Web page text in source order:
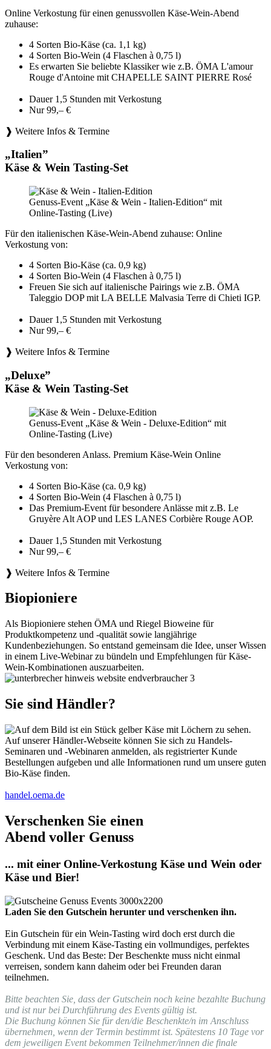
Online Verkostung für einen genussvollen Käse-Wein-Abend
zuhause:
4 Sorten Bio-Käse (ca. 1,1 kg)
4 Sorten Bio-Wein (4 Flaschen à 0,75 l)
Es erwarten Sie beliebte Klassiker wie z.B. ÖMA L'amour
Rouge d'Antoine mit CHAPELLE SAINT PIERRE Rosé
Dauer 1,5 Stunden mit Verkostung
Nur 99,– €
❱ Weitere Infos & Termine
„Italien”
Käse & Wein Tasting-Set
Genuss-Event „Käse & Wein - Italien-Edition“ mit
Online-Tasting (Live)
Für den italienischen Käse-Wein-Abend zuhause: Online
Verkostung von:
4 Sorten Bio-Käse (ca. 0,9 kg)
4 Sorten Bio-Wein (4 Flaschen à 0,75 l)
Freuen Sie sich auf italienische Pairings wie z.B. ÖMA
Taleggio DOP mit LA BELLE Malvasia Terre di Chieti IGP.
Dauer 1,5 Stunden mit Verkostung
Nur 99,– €
❱ Weitere Infos & Termine
„Deluxe”
Käse & Wein Tasting-Set
Genuss-Event „Käse & Wein - Deluxe-Edition“ mit
Online-Tasting (Live)
Für den besonderen Anlass. Premium Käse-Wein Online
Verkostung von:
4 Sorten Bio-Käse (ca. 0,9 kg)
4 Sorten Bio-Wein (4 Flaschen à 0,75 l)
Das Premium-Event für besondere Anlässe mit z.B. Le
Gruyère Alt AOP und LES LANES Corbière Rouge AOP.
Dauer 1,5 Stunden mit Verkostung
Nur 99,– €
❱ Weitere Infos & Termine
Biopioniere
Als Biopioniere stehen ÖMA und Riegel Bioweine für
Produktkompetenz und -qualität sowie langjährige
Kundenbeziehungen. So entstand gemeinsam die Idee, unser Wissen
in einem Live-Webinar zu bündeln und Empfehlungen für Käse-
Wein-Kombinationen auszuarbeiten.
Sie sind Händler?
Auf unserer Händler-Webseite können Sie sich zu Handels-
Seminaren und -Webinaren anmelden, als registrierter Kunde
Bestellungen aufgeben und alle Informationen rund um unsere guten
Bio-Käse finden.
handel.oema.de
Verschenken Sie einen
Abend voller Genuss
... mit einer Online-Verkostung Käse und Wein oder
Käse und Bier!
Laden Sie den Gutschein herunter und verschenken ihn.
Ein Gutschein für ein Wein-Tasting wird doch erst durch die
Verbindung mit einem Käse-Tasting ein vollmundiges, perfektes
Geschenk. Und das Beste: Der Beschenkte muss nicht einmal
verreisen, sondern kann daheim oder bei Freunden daran
teilnehmen.
Bitte beachten Sie, dass der Gutschein noch keine bezahlte Buchung
und ist nur bei Durchführung des Events gültig ist.
Die Buchung können Sie für den/die Beschenkte/n im Anschluss
übernehmen, wenn der Termin bestimmt ist. Spätestens 10 Tage vor
dem jeweiligen Event bekommen Teilnehmer/innen die finale